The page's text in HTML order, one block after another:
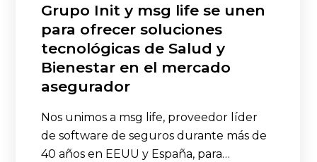
Grupo Init y msg life se unen
para ofrecer soluciones
tecnológicas de Salud y
Bienestar en el mercado
asegurador
Nos unimos a msg life, proveedor líder
de software de seguros durante más de
40 años en EEUU y España, para…